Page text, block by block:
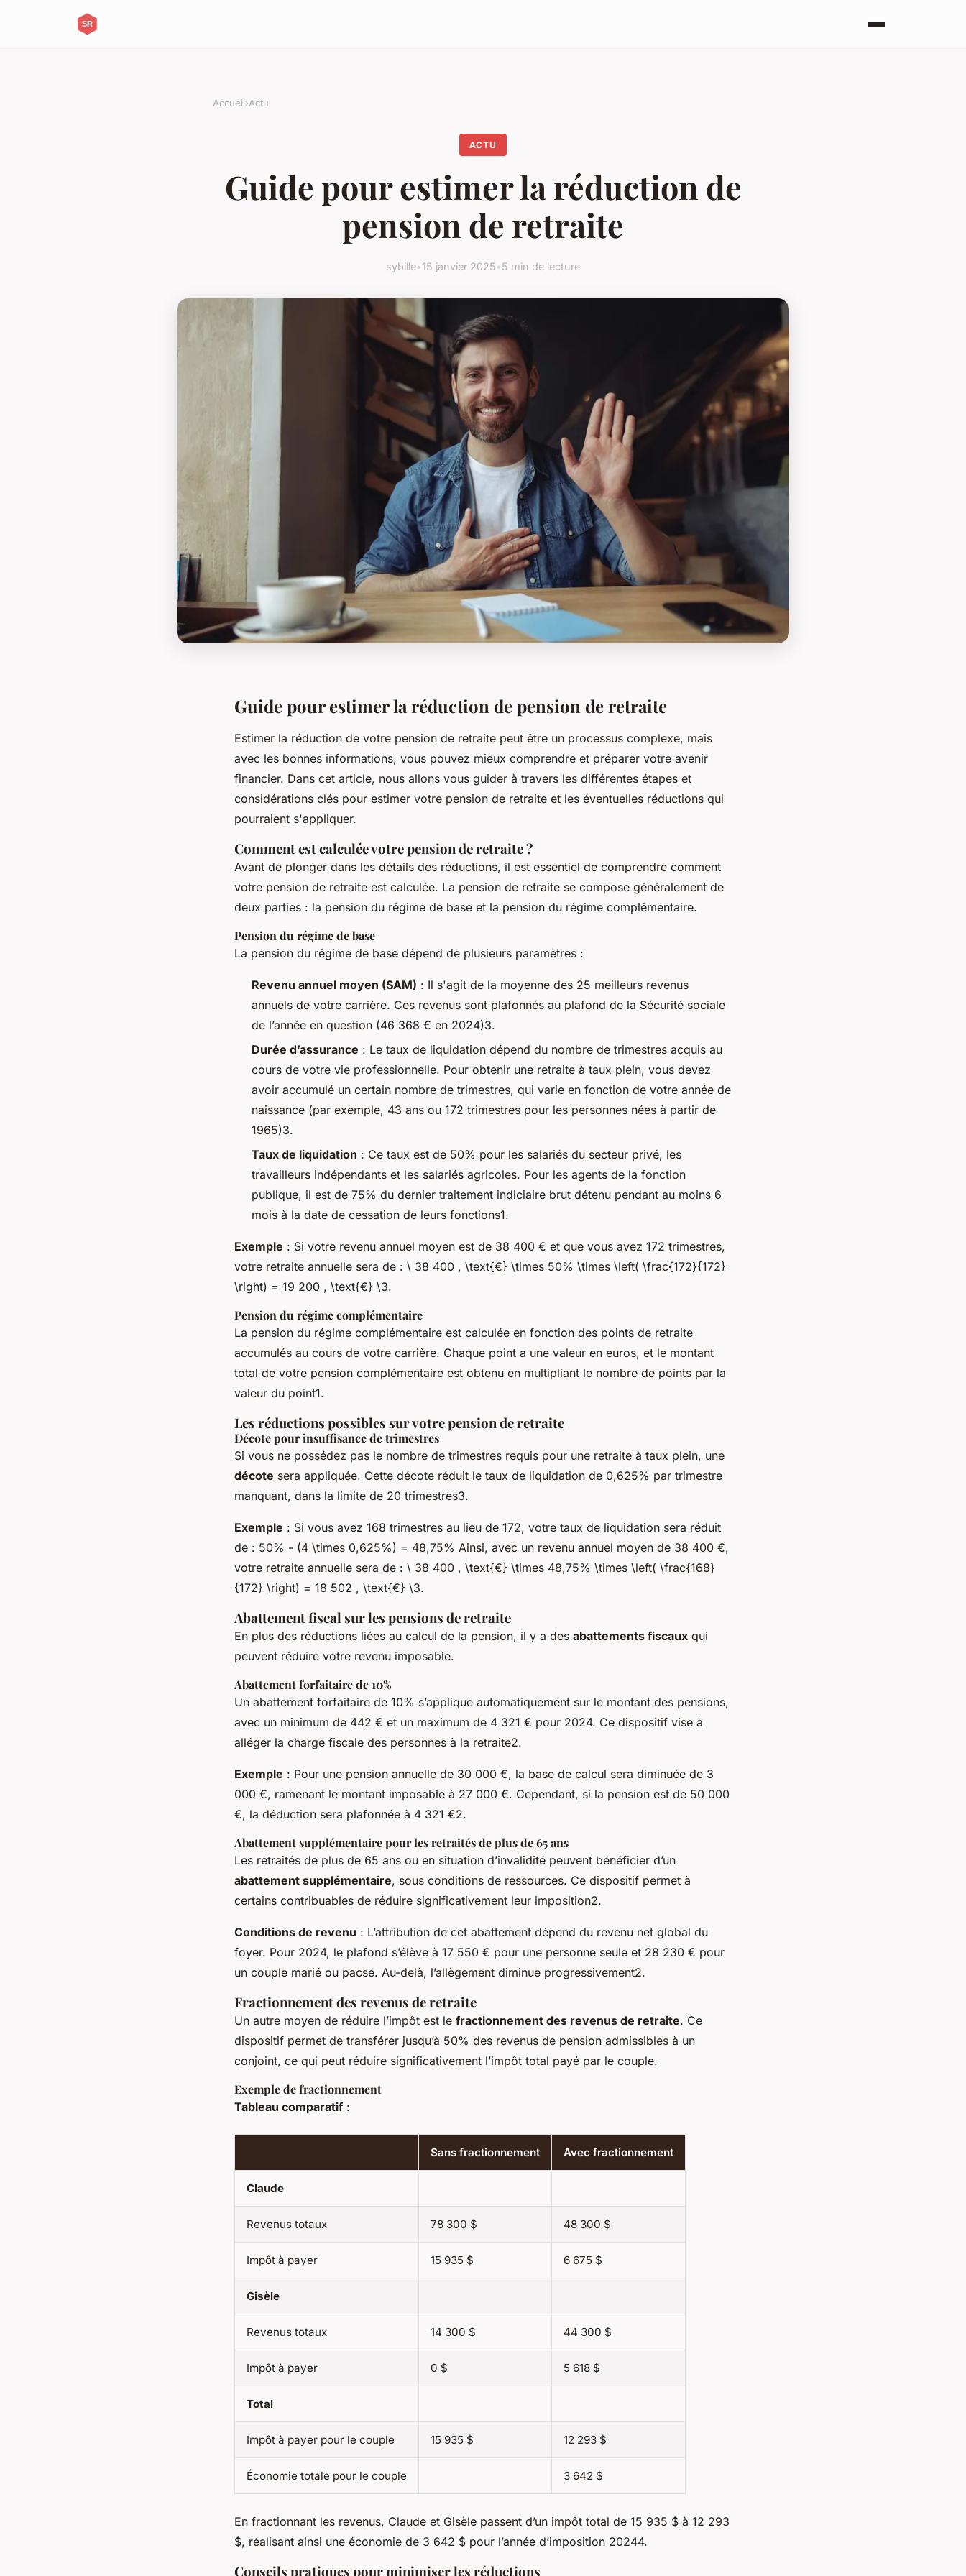
Accueil›Actu
ACTU
Guide pour estimer la réduction de
pension de retraite
sybille•15 janvier 2025•5 min de lecture
Guide pour estimer la réduction de pension de retraite
Estimer la réduction de votre pension de retraite peut être un processus complexe, mais
avec les bonnes informations, vous pouvez mieux comprendre et préparer votre avenir
financier. Dans cet article, nous allons vous guider à travers les différentes étapes et
considérations clés pour estimer votre pension de retraite et les éventuelles réductions qui
pourraient s'appliquer.
Comment est calculée votre pension de retraite ?
Avant de plonger dans les détails des réductions, il est essentiel de comprendre comment
votre pension de retraite est calculée. La pension de retraite se compose généralement de
deux parties : la pension du régime de base et la pension du régime complémentaire.
Pension du régime de base
La pension du régime de base dépend de plusieurs paramètres :
Revenu annuel moyen (SAM) : Il s'agit de la moyenne des 25 meilleurs revenus
annuels de votre carrière. Ces revenus sont plafonnés au plafond de la Sécurité sociale
de l’année en question (46 368 € en 2024)3.
Durée d’assurance : Le taux de liquidation dépend du nombre de trimestres acquis au
cours de votre vie professionnelle. Pour obtenir une retraite à taux plein, vous devez
avoir accumulé un certain nombre de trimestres, qui varie en fonction de votre année de
naissance (par exemple, 43 ans ou 172 trimestres pour les personnes nées à partir de
1965)3.
Taux de liquidation : Ce taux est de 50% pour les salariés du secteur privé, les
travailleurs indépendants et les salariés agricoles. Pour les agents de la fonction
publique, il est de 75% du dernier traitement indiciaire brut détenu pendant au moins 6
mois à la date de cessation de leurs fonctions1.
Exemple : Si votre revenu annuel moyen est de 38 400 € et que vous avez 172 trimestres,
votre retraite annuelle sera de : \ 38 400 , \text{€} \times 50% \times \left( \frac{172}{172}
\right) = 19 200 , \text{€} \3.
Pension du régime complémentaire
La pension du régime complémentaire est calculée en fonction des points de retraite
accumulés au cours de votre carrière. Chaque point a une valeur en euros, et le montant
total de votre pension complémentaire est obtenu en multipliant le nombre de points par la
valeur du point1.
Les réductions possibles sur votre pension de retraite
Décote pour insuffisance de trimestres
Si vous ne possédez pas le nombre de trimestres requis pour une retraite à taux plein, une
décote sera appliquée. Cette décote réduit le taux de liquidation de 0,625% par trimestre
manquant, dans la limite de 20 trimestres3.
Exemple : Si vous avez 168 trimestres au lieu de 172, votre taux de liquidation sera réduit
de : 50% - (4 \times 0,625%) = 48,75% Ainsi, avec un revenu annuel moyen de 38 400 €,
votre retraite annuelle sera de : \ 38 400 , \text{€} \times 48,75% \times \left( \frac{168}
{172} \right) = 18 502 , \text{€} \3.
Abattement fiscal sur les pensions de retraite
En plus des réductions liées au calcul de la pension, il y a des abattements fiscaux qui
peuvent réduire votre revenu imposable.
Abattement forfaitaire de 10%
Un abattement forfaitaire de 10% s’applique automatiquement sur le montant des pensions,
avec un minimum de 442 € et un maximum de 4 321 € pour 2024. Ce dispositif vise à
alléger la charge fiscale des personnes à la retraite2.
Exemple : Pour une pension annuelle de 30 000 €, la base de calcul sera diminuée de 3
000 €, ramenant le montant imposable à 27 000 €. Cependant, si la pension est de 50 000
€, la déduction sera plafonnée à 4 321 €2.
Abattement supplémentaire pour les retraités de plus de 65 ans
Les retraités de plus de 65 ans ou en situation d’invalidité peuvent bénéficier d’un
abattement supplémentaire, sous conditions de ressources. Ce dispositif permet à
certains contribuables de réduire significativement leur imposition2.
Conditions de revenu : L’attribution de cet abattement dépend du revenu net global du
foyer. Pour 2024, le plafond s’élève à 17 550 € pour une personne seule et 28 230 € pour
un couple marié ou pacsé. Au-delà, l’allègement diminue progressivement2.
Fractionnement des revenus de retraite
Un autre moyen de réduire l’impôt est le fractionnement des revenus de retraite. Ce
dispositif permet de transférer jusqu’à 50% des revenus de pension admissibles à un
conjoint, ce qui peut réduire significativement l’impôt total payé par le couple.
Exemple de fractionnement
Tableau comparatif:
Sans fractionnement Avec fractionnement
Claude
Revenus totaux 78 300 $ 48 300 $
Impôt à payer 15 935 $ 6 675 $
Gisèle
Revenus totaux 14 300 $ 44 300 $
Impôt à payer 0 $ 5 618 $
Total
Impôt à payer pour le couple 15 935 $ 12 293 $
Économie totale pour le couple 3 642 $
En fractionnant les revenus, Claude et Gisèle passent d’un impôt total de 15 935 $ à 12 293
$, réalisant ainsi une économie de 3 642 $ pour l’année d’imposition 20244.
Conseils pratiques pour minimiser les réductions